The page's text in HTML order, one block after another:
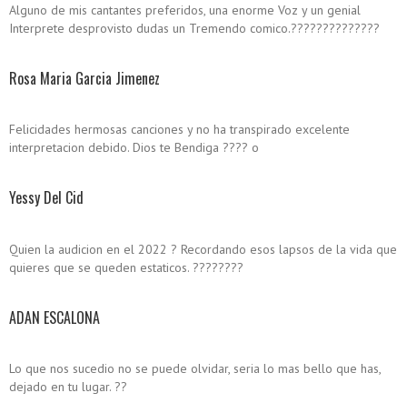
Alguno de mis cantantes preferidos, una enorme Voz y un genial
Interprete desprovisto dudas un Tremendo comico.??????????????
Rosa Maria Garcia Jimenez
Felicidades hermosas canciones y no ha transpirado excelente
interpretacion debido. Dios te Bendiga ???? o
Yessy Del Cid
Quien la audicion en el 2022 ? Recordando esos lapsos de la vida que
quieres que se queden estaticos. ????????
ADAN ESCALONA
Lo que nos sucedio no se puede olvidar, seri­a lo mas bello que has,
dejado en tu lugar. ??